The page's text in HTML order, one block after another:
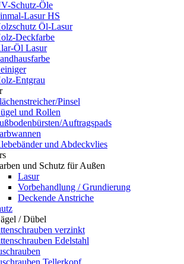
Schutz-Öle
Lasur HS
Öl-Lasur
Deckfarbe
Öl Lasur
Entgrau
Pinsel
und Rollen
Auftragspads
und Abdeckvlies
und Schutz für Außen
Lasur
Vorbehandlung / Grundierung
Deckende Anstriche
/ Dübel
verzinkt
Edelstahl
Tellerkopf